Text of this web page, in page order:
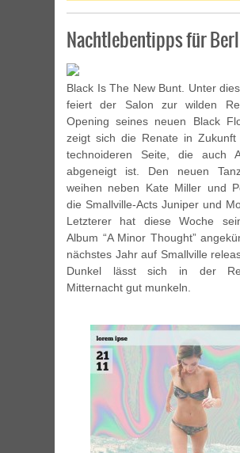
Nachtlebentipps für
Black Is The New Bunt. Unter
feiert der Salon zur wilden
Opening seines neuen Black
zeigt sich die Renate in
technoideren Seite, die auch
abgeneigt ist. Den neuen
weihen neben Kate Miller und
die Smallville-Acts Juniper und
Letzterer hat diese Woche
Album “A Minor Thought”
nächstes Jahr auf Smallville
Dunkel lässt sich in der
Mitternacht gut munkeln.